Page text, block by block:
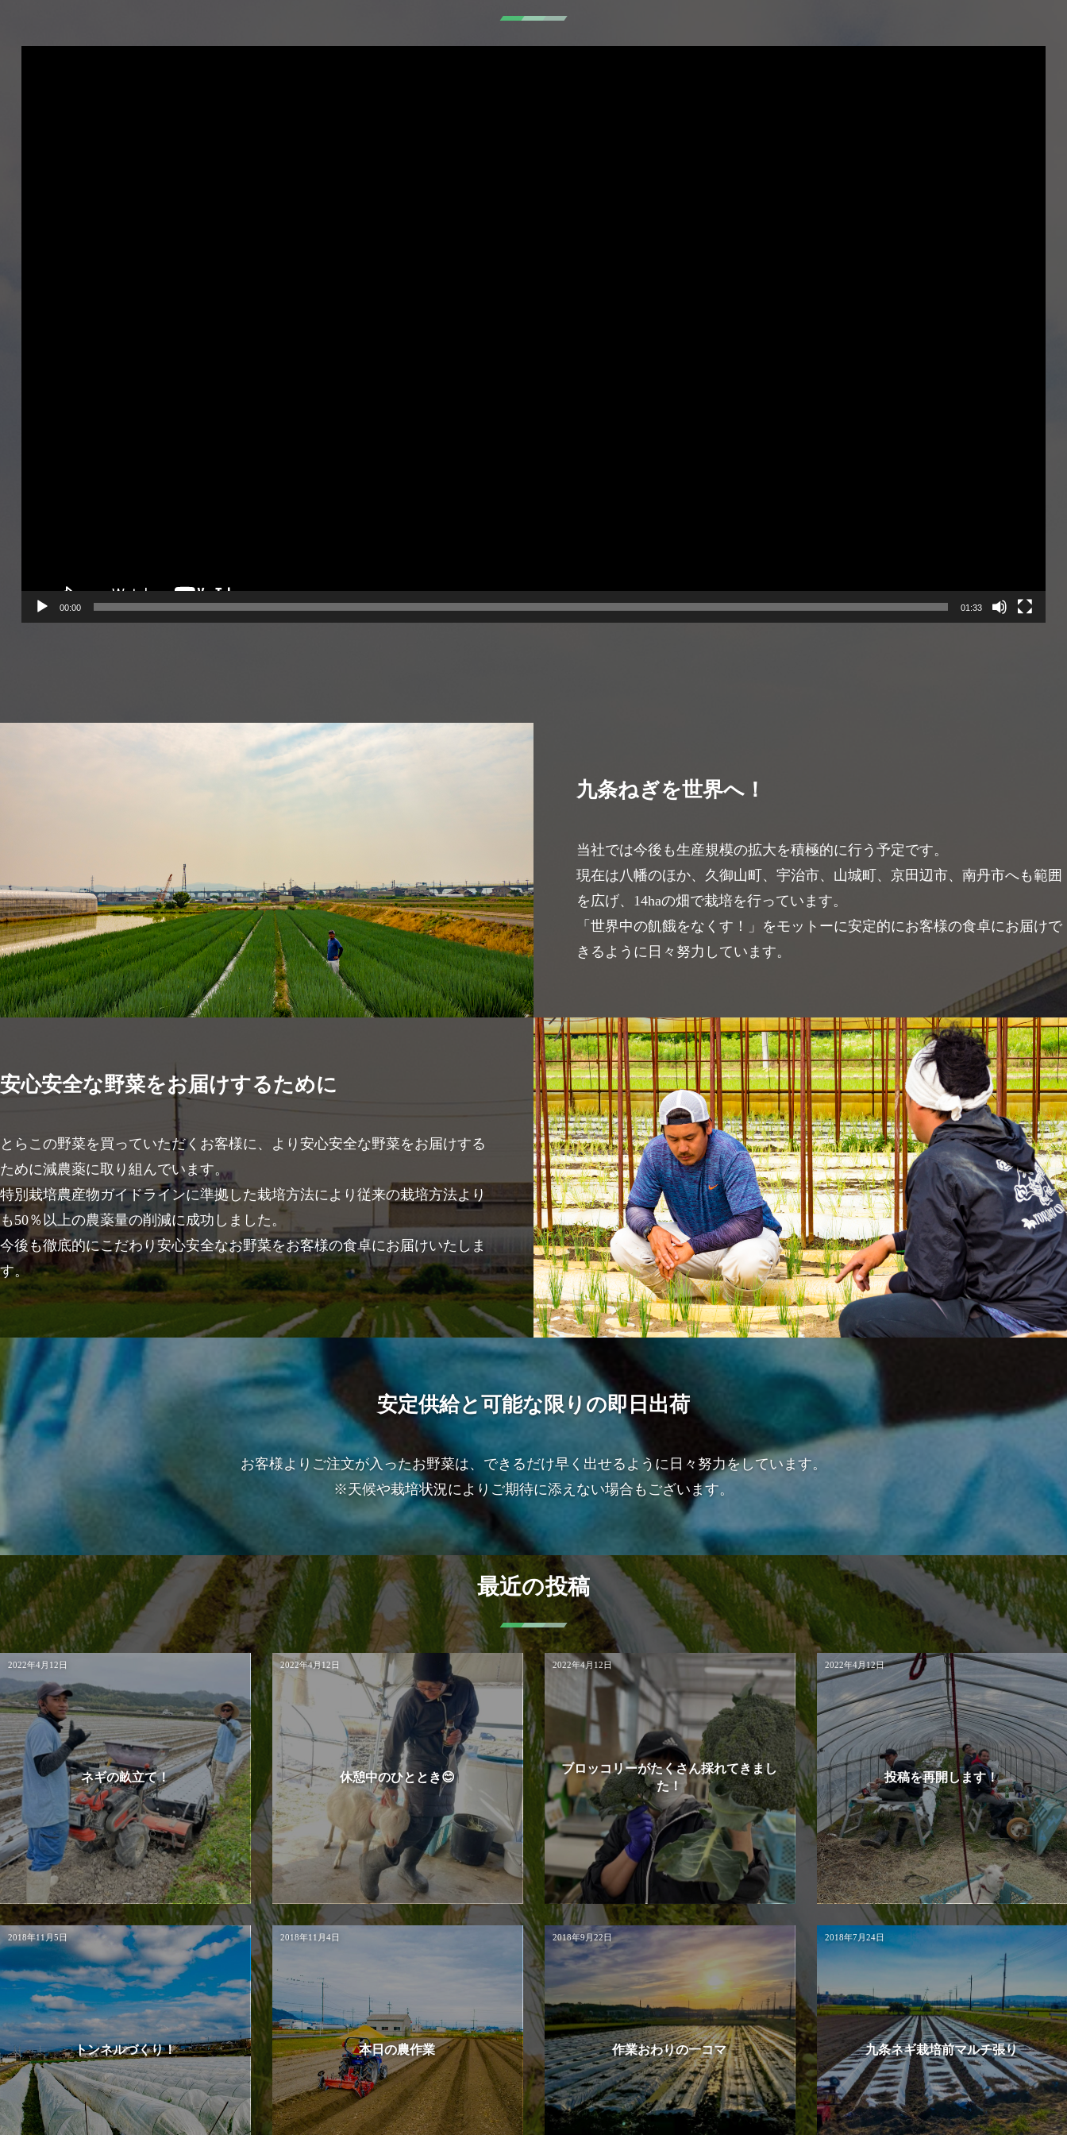
00:00 01:33
九条ねぎを世界へ！
当社では今後も生産規模の拡大を積極的に行う予定です。
現在は八幡のほか、久御山町、宇治市、山城町、京田辺市、南丹市へも範囲
を広げ、14haの畑で栽培を行っています。
「世界中の飢餓をなくす！」をモットーに安定的にお客様の食卓にお届けで
きるように日々努力しています。
安心安全な野菜をお届けするために
とらこの野菜を買っていただくお客様に、より安心安全な野菜をお届けする
ために減農薬に取り組んでいます。
特別栽培農産物ガイドラインに準拠した栽培方法により従来の栽培方法より
も50％以上の農薬量の削減に成功しました。
今後も徹底的にこだわり安心安全なお野菜をお客様の食卓にお届けいたしま
す。
安定供給と可能な限りの即日出荷
お客様よりご注文が入ったお野菜は、できるだけ早く出せるように日々努力をしています。
※天候や栽培状況によりご期待に添えない場合もございます。
最近の投稿
2022年4月12日
ネギの畝立て！
2022年4月12日
休憩中のひととき😊
2022年4月12日
ブロッコリーがたくさん採れてきまし
た！
2022年4月12日
投稿を再開します！
2018年11月5日
トンネルづくり！
2018年11月4日
本日の農作業
2018年9月22日
作業おわりの一コマ
2018年7月24日
九条ネギ栽培前マルチ張り